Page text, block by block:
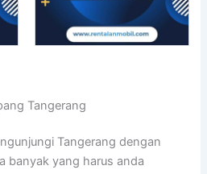
Tangerang
Tangerang dengan
banyak yang harus anda